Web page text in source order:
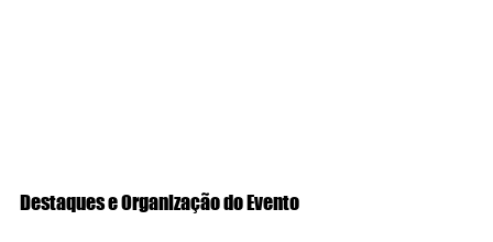
Destaques e Organização do Evento